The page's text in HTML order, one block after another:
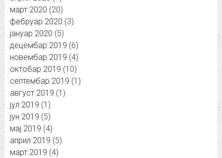
март 2020 (20)
фебруар 2020 (3)
јануар 2020 (5)
децембар 2019 (6)
новембар 2019 (4)
октобар 2019 (10)
септембар 2019 (1)
август 2019 (1)
јул 2019 (1)
јун 2019 (5)
мај 2019 (4)
април 2019 (5)
март 2019 (4)